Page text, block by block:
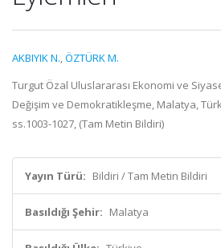
AKBIYIK N.,ÖZTÜRK M.
Turgut Özal Uluslararası Ekonomi ve
Değişim ve Demokratikleşme, Malatya,
ss.1003-1027, (Tam Metin Bildiri)
Yayın Türü: Bildiri / Tam Metin Bildiri
Basıldığı Şehir: Malatya